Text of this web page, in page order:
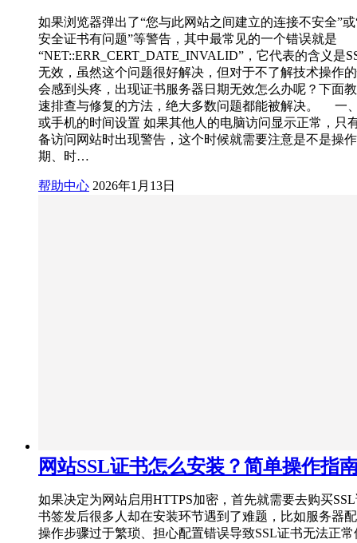
如果浏览器弹出了“您与此网站之间建立的连接不安全”
安全证书有问题”等警告，其中最常见的一个错误就是
“NET::ERR_CERT_DATE_INVALID”，它代表的含义是
无效，虽然这个问题很好解决，但对于不了解技术操作
会感到头疼，出现证书服务器日期无效怎么办呢？下面
速排查与修复的方法，绝大多数问题都能被解决。 一
或手机的时间设置 如果其他人的电脑访问显示正常，只
备访问网站时出现警告，这个时候就需要注意是不是操
期、时…
帮助中心 2026年1月13日
网站SSL证书怎么安装？简单操作指
如果决定为网站启用HTTPS加密，首先就需要去购买
书签发后很多人却在安装环节遇到了难题，比如服务器
操作步骤过于繁琐、担心配置错误导致SSL证书无法正